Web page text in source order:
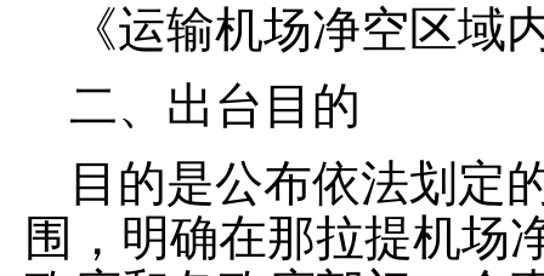
《运输机场净空区域
二、 出台目的
目的是公布依法划定
围，明确在那拉提机场